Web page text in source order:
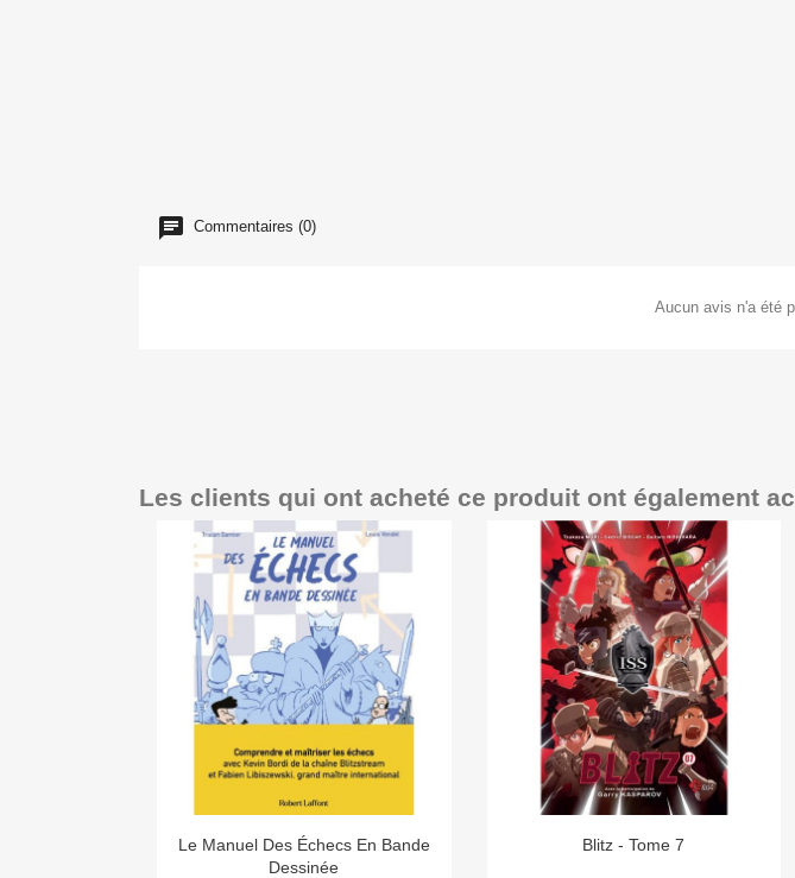
Commentaires (0)
Aucun avis n'a été
Les clients qui ont acheté ce produit ont également
Aperçu rapide
Le Manuel Des Échecs En Bande
Dessinée
Aperçu rapide
Blitz - Tome 7